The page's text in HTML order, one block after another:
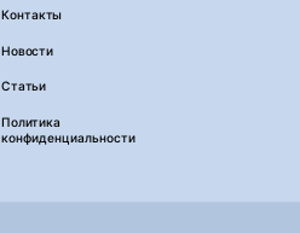
Контакты
Новости
Статьи
Политика
конфиденциальности